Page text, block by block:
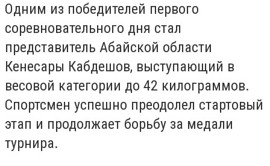
Одним из победителей первого
соревновательного дня стал
представитель Абайской области
Кенесары Кабдешов, выступающий в
весовой категории до 42 килограммов.
Спортсмен успешно преодолел стартовый
этап и продолжает борьбу за медали
турнира.